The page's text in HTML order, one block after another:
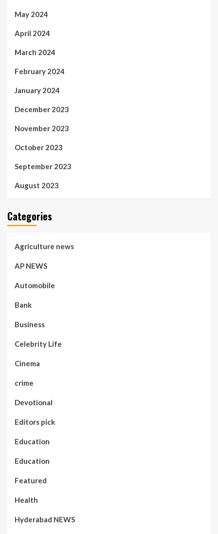
May 2024
April 2024
March 2024
February 2024
January 2024
December 2023
November 2023
October 2023
September 2023
August 2023
Categories
Agriculture news
AP NEWS
Automobile
Bank
Business
Celebrity Life
Cinema
crime
Devotional
Editors pick
Education
Education
Featured
Health
Hyderabad NEWS